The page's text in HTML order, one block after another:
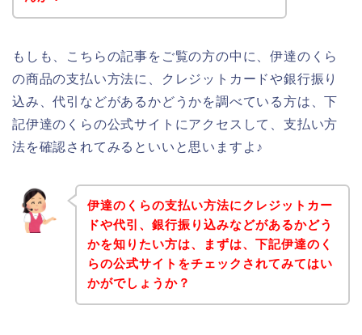
もしも、こちらの記事をご覧の方の中に、伊達のくら
の商品の支払い方法に、クレジットカードや銀行振り
込み、代引などがあるかどうかを調べている方は、下
記伊達のくらの公式サイトにアクセスして、支払い方
法を確認されてみるといいと思いますよ♪
伊達のくらの支払い方法にクレジットカー
ドや代引、銀行振り込みなどがあるかどう
かを知りたい方は、まずは、下記伊達のく
らの公式サイトをチェックされてみてはい
かがでしょうか？